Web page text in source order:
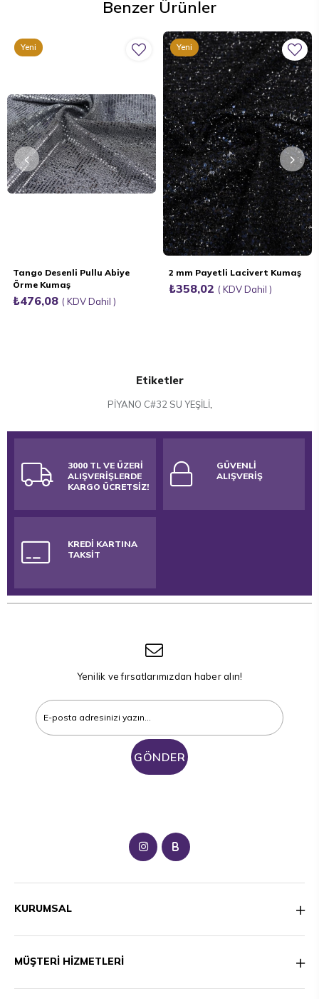
Benzer Ürünler
Tango Desenli Pullu Abiye
Örme Kumaş
₺476,08 KDV Dahil
Yeni
2 mm Payetli Lacivert Kumaş
₺358,02 KDV Dahil
Yeni
Ürün
Etiketler
PİYANO C#32 SU YEŞİLİ,
3000 TL VE ÜZERİ
ALIŞVERİŞLERDE
KARGO ÜCRETSİZ!
GÜVENLİ
ALIŞVERİŞ
KREDİ KARTINA
TAKSİT
Yenilik ve fırsatlarımızdan haber alın!
GÖNDER
B
KURUMSAL
MÜŞTERİ HİZMETLERİ